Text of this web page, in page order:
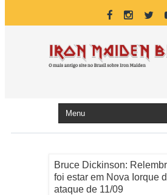
Bruce Dickinson:
foi estar em Nova Iorque
ataque de 11/09